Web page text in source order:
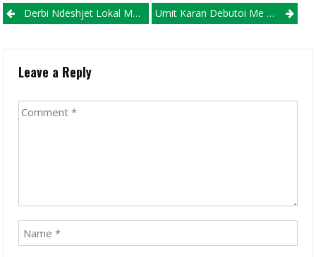
Post navigation
Derbi Ndeshjet Lokal Mbyllen Me Barazime, Vardari Nuk Ndalet Umit Karan Debutoi Me Barazim Te FC Shkupit
Leave a Reply